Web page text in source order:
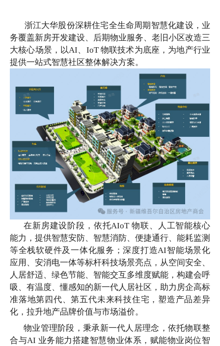
浙江大华股份深耕住宅全生命周期智慧化建设，业
务覆盖新房开发建设、后期物业服务、老旧小区改造三
大核心场景，以AI、IoT 物联技术为底座，为地产行业
提供一站式智慧社区整体解决方案。
在新房建设阶段，依托AIoT 物联、人工智能核心
能力，提供智慧安防、智慧消防、便捷通行、能耗监测
等全栈软硬件及一体化服务；深度打造AI智能场景化
应用、安消电一体等标杆科技场景亮点，从空间安全、
人居舒适、绿色节能、智能交互多维度赋能，构建会呼
吸、有温度、懂感知的新一代人居社区，助力房企高标
准落地第四代、第五代未来科技住宅，塑造产品差异
化，拉升地产品牌价值与市场溢价。
物业管理阶段，秉承新一代人居理念，依托物联整
合与AI 业务能力搭建智慧物业体系，赋能物业岗位智